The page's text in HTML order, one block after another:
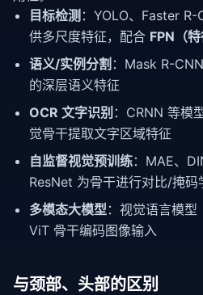
目标检测 ：YOLO、Faster
供多尺度特征，配合 FPN（特
语义/实例分割 ：Mask R-
的深层语义特征
OCR 文字识别 ：CRNN 等模
觉骨干提取文字区域特征
自监督视觉预训练：MAE、
ResNet 为骨干进行对比/掩码
多模态大模型：视觉语言模型
ViT 骨干编码图像输入
与颈部、头部的区别